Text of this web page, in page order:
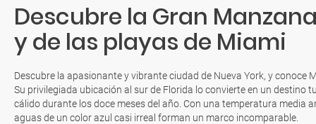
Descubre la Gran
y de las playas de Miami
Descubre la apasionante y vibrante ciudad de Nueva York, y conoce
Su privilegiada ubicación al sur de Florida lo convierte en un destino
cálido durante los doce meses del año. Con una temperatura media
aguas de un color azul casi irreal forman un marco incomparable.